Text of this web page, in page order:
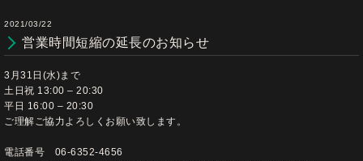
2021/03/22
営業時間短縮の延長のお知らせ
3月31日(水)まで
土日祝 13:00 – 20:30
平日 16:00 – 20:30
ご理解ご協力よろしくお願い致します。
電話番号 06-6352-4656